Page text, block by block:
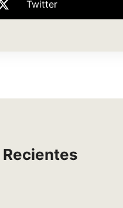
Twitter